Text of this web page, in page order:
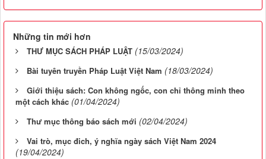
Những tin mới hơn
THƯ MỤC SÁCH PHÁP LUẬT (15/03/2024)
Bài tuyên truyền Pháp Luật Việt Nam (18/03/2024)
Giới thiệu sách: Con không ngốc, con chỉ thông minh theo
một cách khác (01/04/2024)
Thư mục thông báo sách mới (02/04/2024)
Vai trò, mục đich, ý nghĩa ngày sách Việt Nam 2024
(19/04/2024)